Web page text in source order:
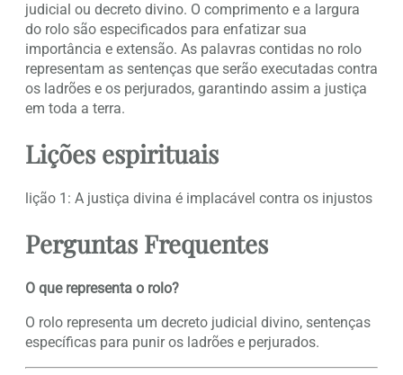
judicial ou decreto divino. O comprimento e a largura
do rolo são especificados para enfatizar sua
importância e extensão. As palavras contidas no rolo
representam as sentenças que serão executadas contra
os ladrões e os perjurados, garantindo assim a justiça
em toda a terra.
Lições espirituais
lição 1: A justiça divina é implacável contra os injustos
Perguntas Frequentes
O que representa o rolo?
O rolo representa um decreto judicial divino, sentenças
específicas para punir os ladrões e perjurados.